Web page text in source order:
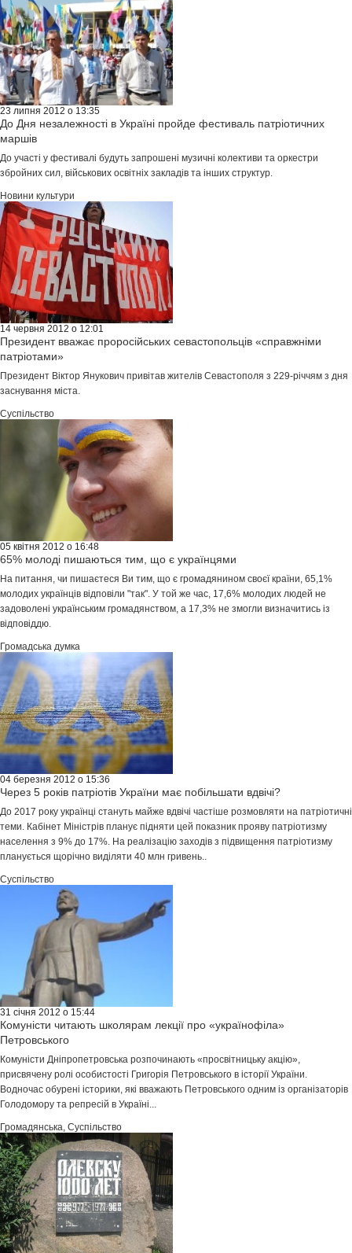
23 липня 2012 о 13:35
До Дня незалежності в Україні пройде фестиваль патріотичних
маршів
До участі у фестивалі будуть запрошені музичні колективи та оркестри
збройних сил, військових освітніх закладів та інших структур.
Новини культури
14 червня 2012 о 12:01
Президент вважає проросійських севастопольців «справжніми
патріотами»
Президент Віктор Янукович привітав жителів Севастополя з 229-річчям з дня
заснування міста.
Суспільство
05 квітня 2012 о 16:48
65% молоді пишаються тим, що є українцями
На питання, чи пишаєтеся Ви тим, що є громадянином своєї країни, 65,1%
молодих українців відповіли "так". У той же час, 17,6% молодих людей не
задоволені українським громадянством, а 17,3% не змогли визначитись із
відповіддю.
Громадська думка
04 березня 2012 о 15:36
Через 5 років патріотів України має побільшати вдвічі?
До 2017 року українці стануть майже вдвічі частіше розмовляти на патріотичні
теми. Кабінет Міністрів планує підняти цей показник прояву патріотизму
населення з 9% до 17%. На реалізацію заходів з підвищення патріотизму
планується щорічно виділяти 40 млн гривень..
Суспільство
31 січня 2012 о 15:44
Комуністи читають школярам лекції про «українофіла»
Петровського
Комуністи Дніпропетровська розпочинають «просвітницьку акцію»,
присвячену ролі особистості Григорія Петровського в історії України.
Водночас обурені історики, які вважають Петровського одним із організаторів
Голодомору та репресій в Україні...
Громадянська, Суспільство